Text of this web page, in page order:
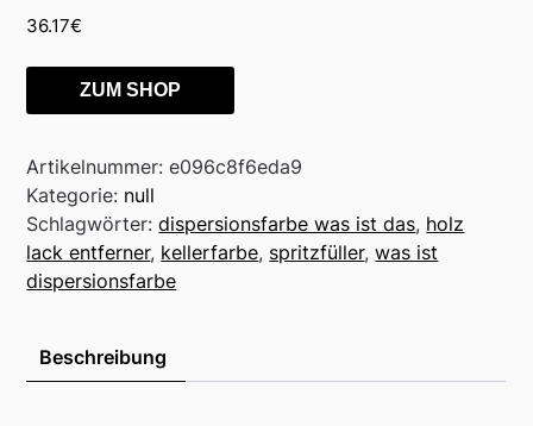
36.17€
ZUM SHOP
Artikelnummer:e096c8f6eda9
Kategorie: null
Schlagwörter:dispersionsfarbe was ist das, holz
lack entferner, kellerfarbe, spritzfüller,was ist
dispersionsfarbe
Beschreibung